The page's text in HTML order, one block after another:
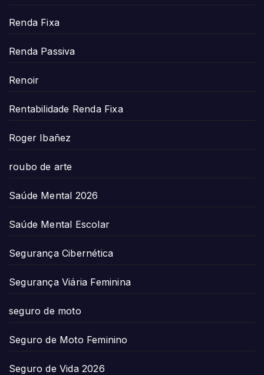
Renda Fixa
Renda Passiva
Renoir
Rentabilidade Renda Fixa
Roger Ibañez
roubo de arte
Saúde Mental 2026
Saúde Mental Escolar
Segurança Cibernética
Segurança Viária Feminina
seguro de moto
Seguro de Moto Feminino
Seguro de Vida 2026